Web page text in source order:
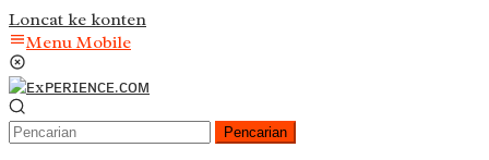
Loncat ke konten
Menu Mobile
Pencarian